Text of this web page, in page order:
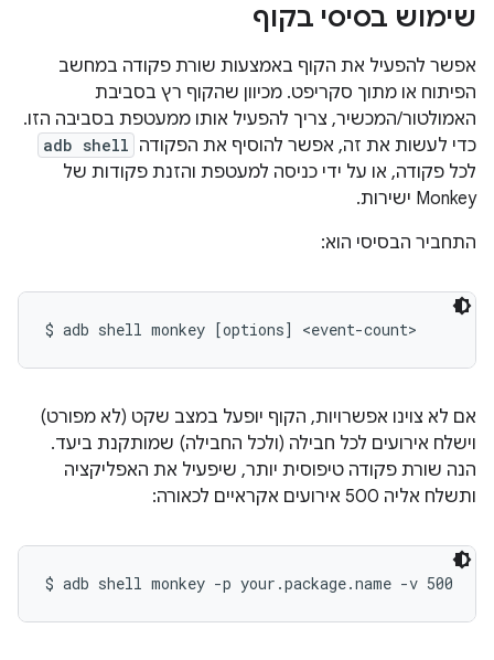
שימוש בסיסי בקוף
אפשר להפעיל את הקוף באמצעות שורת פקודה במחשב
הפיתוח או מתוך סקריפט. מכיוון שהקוף רץ בסביבת
האמולטור/המכשיר, צריך להפעיל אותו ממעטפת בסביבה הזו.
כדי לעשות את זה, אפשר להוסיף את הפקודה adb shell
לכל פקודה, או על ידי כניסה למעטפת והזנת פקודות של
Monkey ישירות.
התחביר הבסיסי הוא:
$ adb shell monkey [options] <event-count>
אם לא צוינו אפשרויות, הקוף יופעל במצב שקט (לא מפורט)
וישלח אירועים לכל חבילה (ולכל החבילה) שמותקנת ביעד.
הנה שורת פקודה טיפוסית יותר, שיפעיל את האפליקציה
ותשלח אליה 500 אירועים אקראיים לכאורה:
$ adb shell monkey -p your.package.name -v 500